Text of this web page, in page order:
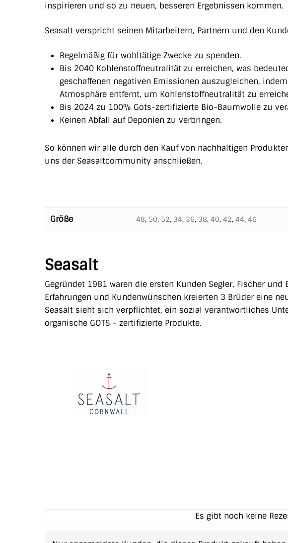
inspirieren und so zu neuen, besseren Ergebnissen kommen.
Seasalt verspricht seinen Mitarbeitern, Partnern und den
Regelmäßig für wohltätige Zwecke zu spenden.
Bis 2040 Kohlenstoffneutralität zu erreichen, was
geschaffenen negativen Emissionen auszugleichen,
Atmosphäre entfernt, um Kohlenstoffneutralität zu
Bis 2024 zu 100% Gots-zertifizierte Bio-Baumwolle zu
Keinen Abfall auf Deponien zu verbringen.
So können wir alle durch den Kauf von nachhaltigen
uns der Seasaltcommunity anschließen.
Größe 48, 50, 52, 34, 36, 38, 40, 42, 44, 46
Seasalt
Gegründet 1981 waren die ersten Kunden Segler, Fischer und
Erfahrungen und Kundenwünschen kreierten 3 Brüder eine
Seasalt sieht sich verpflichtet, ein sozial verantwortliches
organische GOTS - zertifizierte Produkte.
Es gibt noch keine